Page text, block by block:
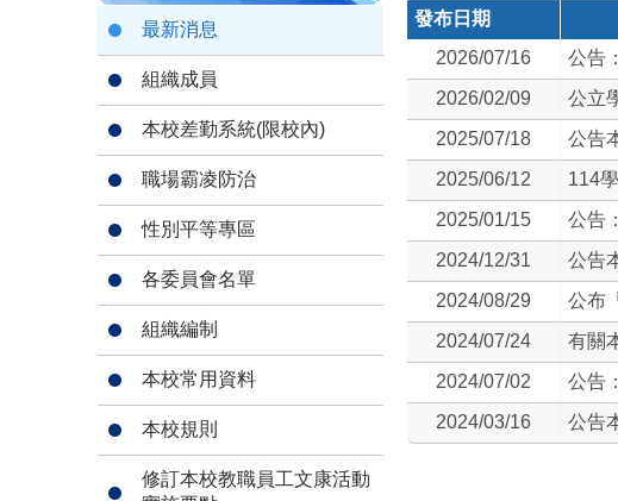
最新消息
組織成員
本校差勤系統(限校內)
職場霸凌防治
性別平等專區
各委員會名單
組織編制
本校常用資料
本校規則
修訂本校教職員工文康活動
發布日期
2026/07/16
公告
2026/02/09
公立
2025/07/18
公告
2025/06/12
114
2025/01/15
公告
2024/12/31
公告
2024/08/29
公布
2024/07/24
有關
2024/07/02
公告
2024/03/16
公告